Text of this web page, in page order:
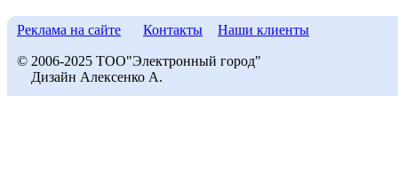
Реклама на сайте Контакты Наши клиенты
© 2006-2025 ТОО"Электронный город"
Дизайн Алексенко А.